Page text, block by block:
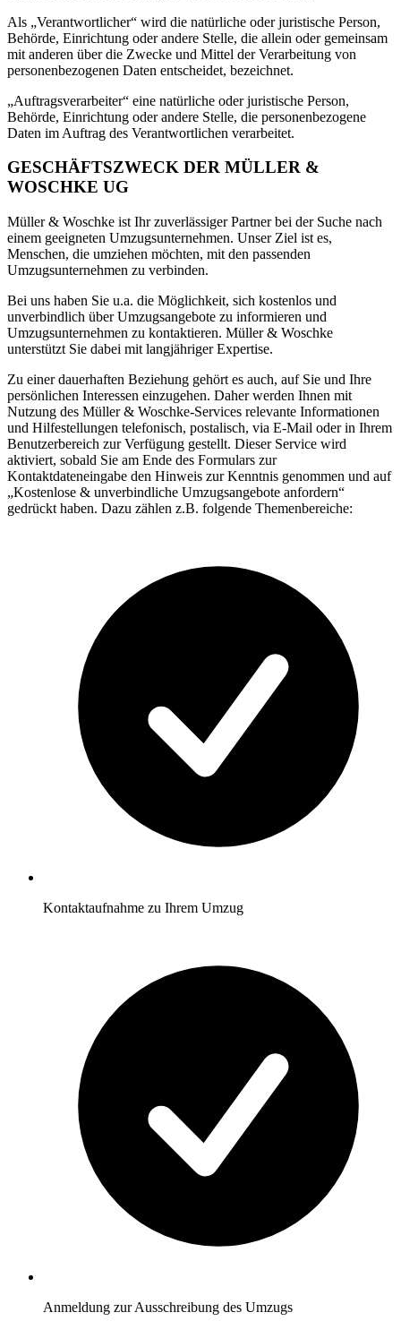
Als „Verantwortlicher“ wird die natürliche oder juristische Person,
Behörde, Einrichtung oder andere Stelle, die allein oder gemeinsam
mit anderen über die Zwecke und Mittel der Verarbeitung von
personenbezogenen Daten entscheidet, bezeichnet.
„Auftragsverarbeiter“ eine natürliche oder juristische Person,
Behörde, Einrichtung oder andere Stelle, die personenbezogene
Daten im Auftrag des Verantwortlichen verarbeitet.
GESCHÄFTSZWECK DER MÜLLER &
WOSCHKE UG
Müller & Woschke ist Ihr zuverlässiger Partner bei der Suche nach
einem geeigneten Umzugsunternehmen. Unser Ziel ist es,
Menschen, die umziehen möchten, mit den passenden
Umzugsunternehmen zu verbinden.
Bei uns haben Sie u.a. die Möglichkeit, sich kostenlos und
unverbindlich über Umzugsangebote zu informieren und
Umzugsunternehmen zu kontaktieren. Müller & Woschke
unterstützt Sie dabei mit langjähriger Expertise.
Zu einer dauerhaften Beziehung gehört es auch, auf Sie und Ihre
persönlichen Interessen einzugehen. Daher werden Ihnen mit
Nutzung des Müller & Woschke-Services relevante Informationen
und Hilfestellungen telefonisch, postalisch, via E-Mail oder in Ihrem
Benutzerbereich zur Verfügung gestellt. Dieser Service wird
aktiviert, sobald Sie am Ende des Formulars zur
Kontaktdateneingabe den Hinweis zur Kenntnis genommen und auf
„Kostenlose & unverbindliche Umzugsangebote anfordern“
gedrückt haben. Dazu zählen z.B. folgende Themenbereiche:
Kontaktaufnahme zu Ihrem Umzug
Anmeldung zur Ausschreibung des Umzugs